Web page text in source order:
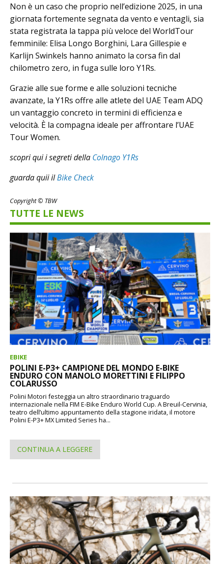
Non è un caso che proprio nell’edizione 2025, in una
giornata fortemente segnata da vento e ventagli, sia
stata registrata la tappa più veloce del WorldTour
femminile: Elisa Longo Borghini, Lara Gillespie e
Karlijn Swinkels hanno animato la corsa fin dal
chilometro zero, in fuga sulle loro Y1Rs.
Grazie alle sue forme e alle soluzioni tecniche
avanzate, la Y1Rs offre alle atlete del UAE Team ADQ
un vantaggio concreto in termini di efficienza e
velocità. È la compagna ideale per affrontare l’UAE
Tour Women.
scopri qui i segreti della Colnago Y1Rs
guarda quii ilBike Check
Copyright © TBW
TUTTE LE NEWS
EBIKE
POLINI E-P3+ CAMPIONE DEL MONDO E-BIKE
ENDURO CON MANOLO MORETTINI E FILIPPO
COLARUSSO
Polini Motori festeggia un altro straordinario traguardo
internazionale nella FIM E-Bike Enduro World Cup. A Breuil-Cervinia,
teatro dell’ultimo appuntamento della stagione iridata, il motore
Polini E-P3+ MX Limited Series ha...
CONTINUA A LEGGERE